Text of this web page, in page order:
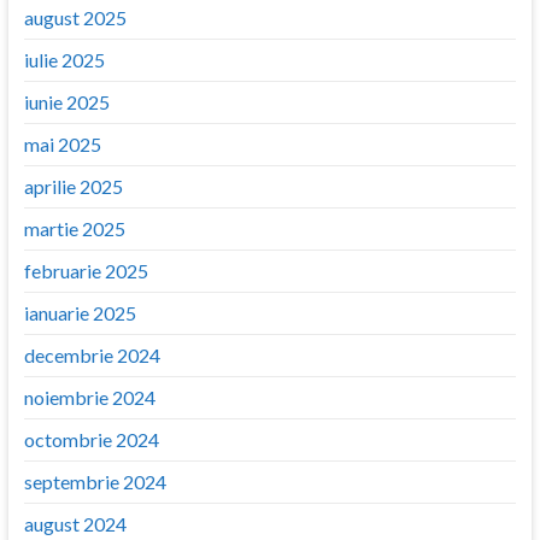
august 2025
iulie 2025
iunie 2025
mai 2025
aprilie 2025
martie 2025
februarie 2025
ianuarie 2025
decembrie 2024
noiembrie 2024
octombrie 2024
septembrie 2024
august 2024